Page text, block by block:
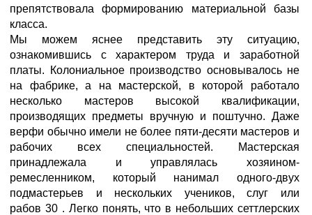
препятствовала формированию материальной базы
класса.
Мы можем яснее представить эту ситуацию,
ознакомившись с характером труда и заработной
платы. Колониальное производство основывалось не
на фабрике, а на мастерской, в которой работало
несколько мастеров высокой квалификации,
производящих предметы вручную и поштучно. Даже
верфи обычно имели не более пяти-десяти мастеров и
рабочих всех специальностей. Мастерская
принадлежала и управлялась хозяином-
ремесленником, который нанимал одного-двух
подмастерьев и нескольких учеников, слуг или
рабов 30 . Легко понять, что в небольших сеттлерских